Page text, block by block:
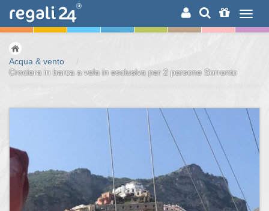
RICERCA
Acqua & vento
/
Crociera in barca a vela in esclusiva per 2 persone Sorrento